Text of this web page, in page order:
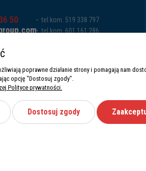
50
tel.kom. 519 338 797
tel.kom. 601 161 286
poprawne działanie strony i pomagają nam
opcję "Dostosuj zgody".
Polityce prywatności.
Dostosuj zgody